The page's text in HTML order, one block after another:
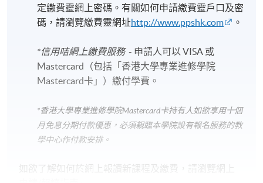
定繳費靈網上密碼。有關如何申請繳費靈戶口及密
碼，請瀏覽繳費靈網址http://www.ppshk.com 。
*信用咭網上繳費服務- 申請人可以 VISA 或
Mastercard（包括「香港大學專業進修學院
Mastercard卡」）繳付學費。
*香港大學專業進修學院Mastercard卡持有人如欲享用十個
月免息分期付款優惠，必須親臨本學院設有報名服務的教
學中心作付款安排。
如欲了解如何於網上報讀新課程及繳費，請瀏覽網上